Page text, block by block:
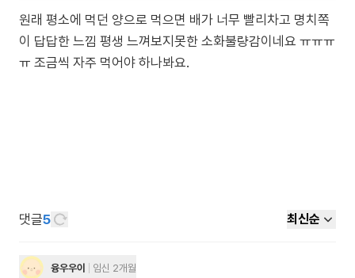
원래 평소에 먹던 양으로 먹으면 배가 너무 빨리차고 명치쪽
이 답답한 느낌 평생 느껴보지못한 소화불량감이네요 ㅠㅠㅠ
ㅠ 조금씩 자주 먹어야 하나봐요.
댓글5 최신순
융우우이 임신 2개월